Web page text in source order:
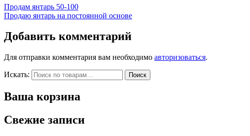
Продам янтарь 50-100
Продаю янтарь на постоянной основе
Добавить комментарий
Для отправки комментария вам необходимо авторизоваться.
Искать: Поиск
Ваша корзина
Свежие записи